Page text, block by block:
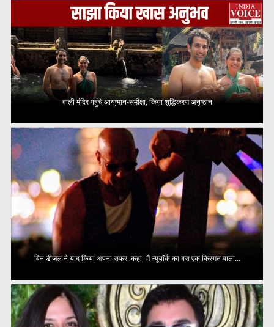
बाली मंदिर पहुंचे आयुष्मान-समीक्षा, किया शुद्धिकरण अनुष्ठान
विन डीजल ने याद किया अपना सफर, कहा- मैं न्यूयॉर्क का बस एक किस्मत वाला...